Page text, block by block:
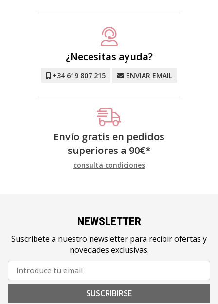
¿Necesitas ayuda?
+34 619 807 215 ENVIAR EMAIL
Envío gratis en pedidos
superiores a 90€*
consulta condiciones
NEWSLETTER
Suscríbete a nuestro newsletter para recibir ofertas y
novedades exclusivas.
SUSCRIBIRSE